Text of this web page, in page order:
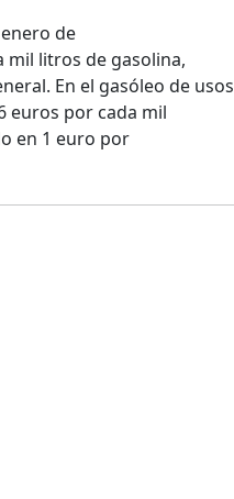
de
mil litros de gasolina,
En el gasóleo de usos
euros por cada mil
en 1 euro por